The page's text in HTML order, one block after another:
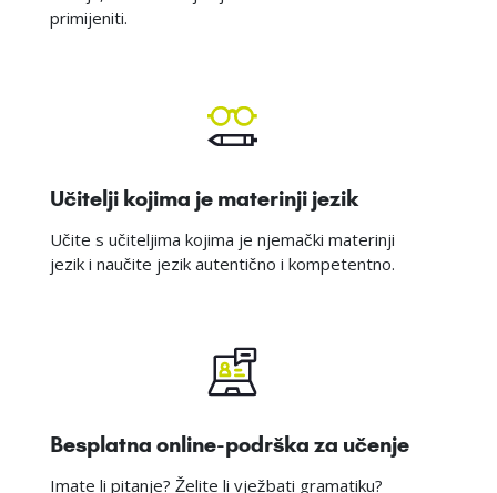
primijeniti.
Učitelji kojima je materinji jezik
Učite s učiteljima kojima je njemački materinji
jezik i naučite jezik autentično i kompetentno.
Besplatna online-podrška za učenje
Imate li pitanje? Želite li vježbati gramatiku?